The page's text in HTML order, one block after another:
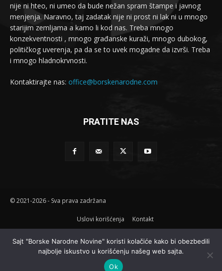
nije ni hteo, ni umeo da bude nežan spram štampe i javnog
menjenja. Naravno, taj zadatak nije ni prost ni lak ni u mnogo
starijim zemljama a kamo li kod nas. Treba mnogo
konzekventnosti , mnogo građanske kuraži, mnogo dubokog,
političkog uverenja, pa da se to uvek mogadne da izvrši. Treba
i mnogo hladnokrvnosti.
Kontaktirajte nas: office@borskenarodne.com
PRATITE NAS
© 2021-2026 - Sva prava zadržana
Uslovi korišćenja Kontakt
Sajt "Borske Narodne Novine" koristi kolačiće kako bi obezbedili
najbolje iskustvo u korišćenju našeg web sajta.
Ok